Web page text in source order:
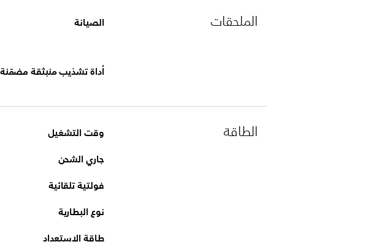
الملحقات الصيانة
أداة تشذيب منبثقة مضمّنة
الطاقة وقت التشغيل
جاري الشحن
فولتية تلقائية
نوع البطارية
طاقة الاستعداد